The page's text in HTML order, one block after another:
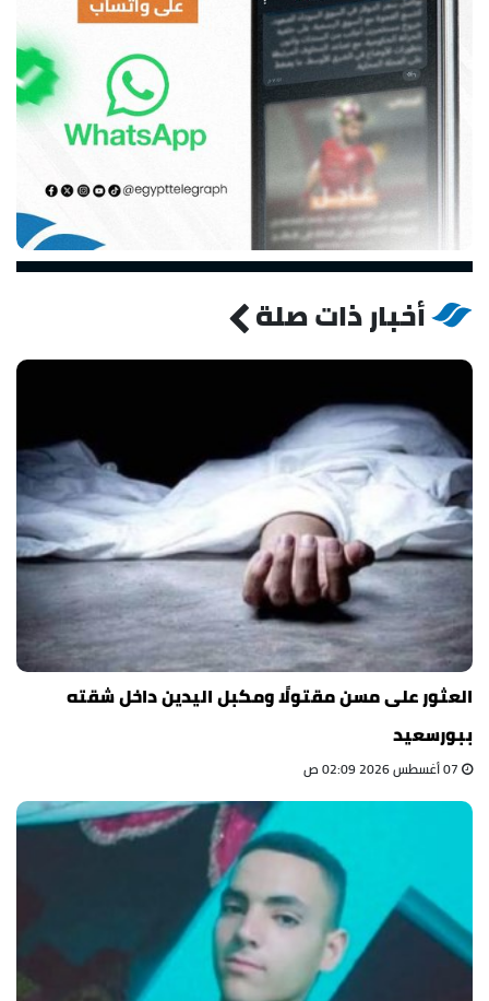
أخبار ذات صلة
العثور على مسن مقتولًا ومكبل اليدين داخل شقته
ببورسعيد